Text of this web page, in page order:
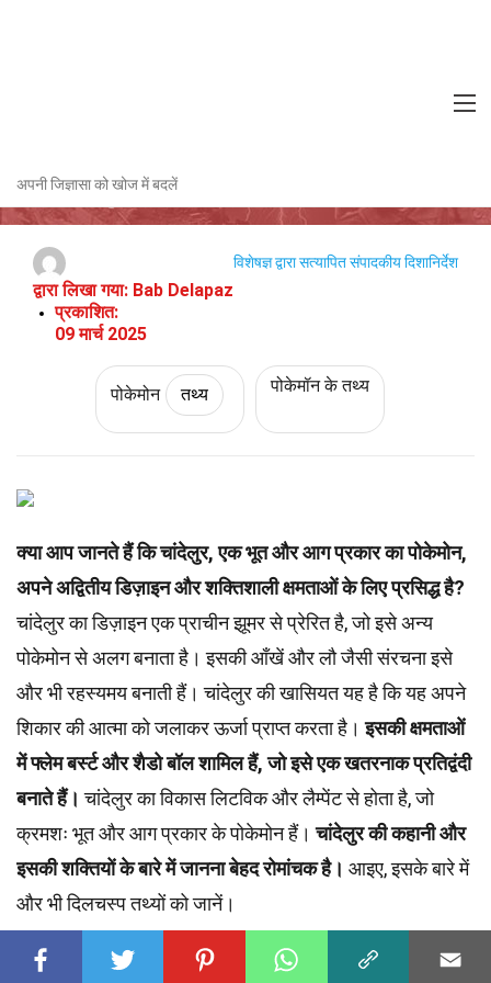
अपनी जिज्ञासा को खोज में बदलें
चांदेलुर (पोकेमोन) के बारे में 27 तथ्य
द्वारा लिखा गया: Bab Delapaz
प्रकाशित:
09 मार्च 2025
विशेषज्ञ द्वारा सत्यापितसंपादकीय दिशानिर्देश
पोकेमोन तथ्य पोकेमॉन के तथ्य
क्या आप जानते हैं कि चांदेलुर, एक भूत और आग प्रकार का पोकेमोन,
अपने अद्वितीय डिज़ाइन और शक्तिशाली क्षमताओं के लिए प्रसिद्ध है?
चांदेलुर का डिज़ाइन एक प्राचीन झूमर से प्रेरित है, जो इसे अन्य
पोकेमोन से अलग बनाता है। इसकी आँखें और लौ जैसी संरचना इसे
और भी रहस्यमय बनाती हैं। चांदेलुर की खासियत यह है कि यह अपने
शिकार की आत्मा को जलाकर ऊर्जा प्राप्त करता है।इसकी क्षमताओं
में फ्लेम बर्स्ट और शैडो बॉल शामिल हैं, जो इसे एक खतरनाक प्रतिद्वंदी
बनाते हैं। चांदेलुर का विकास लिटविक और लैम्पेंट से होता है, जो
क्रमशः भूत और आग प्रकार के पोकेमोन हैं।चांदेलुर की कहानी और
इसकी शक्तियों के बारे में जानना बेहद रोमांचक है। आइए, इसके बारे में
और भी दिलचस्प तथ्यों को जानें।
सामग्री की तालिका